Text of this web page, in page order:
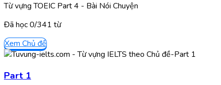
Từ vựng TOEIC Part 4 - Bài Nói Chuyện
Đã học0/341 từ
Xem Chủ đề
Part 1